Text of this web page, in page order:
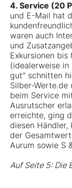
4. Service (20
und E-Mail hat
waren auch
und
Exkursionen
(idealerweise
gut" schnitten
Silber-Werte.de
beim Service
Ausrutscher
erreichte, ging
diesen Händler,
der
Aurum sowie S
Auf Seite 5: Die